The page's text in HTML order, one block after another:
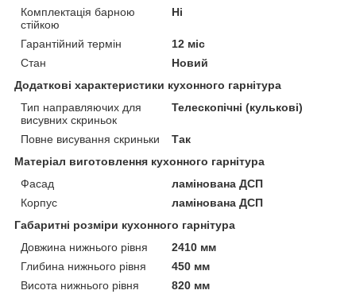
Комплектація барною
стійкою
Ні
Гарантійний термін
12 міс
Стан
Новий
Додаткові характеристики кухонного гарнітура
Тип направляючих для
висувних скриньок
Телескопічні (кулькові)
Повне висування скриньки
Так
Матеріал виготовлення кухонного гарнітура
Фасад
ламінована ДСП
Корпус
ламінована ДСП
Габаритні розміри кухонного гарнітура
Довжина нижнього рівня
2410 мм
Глибина нижнього рівня
450 мм
Висота нижнього рівня
820 мм